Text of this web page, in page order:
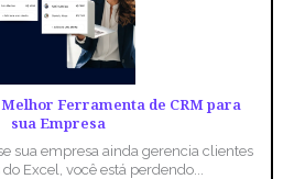
Ferramenta de CRM para
sua Empresa
sua empresa ainda gerencia clientes
Excel, você está perdendo...